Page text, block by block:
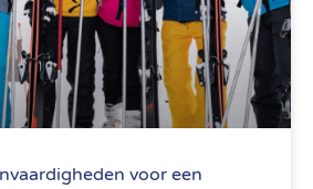
voor een